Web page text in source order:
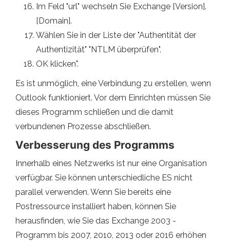
Im Feld "url" wechseln Sie Exchange [Version].
[Domain].
Wählen Sie in der Liste der "Authentität der
Authentizität" "NTLM überprüfen".
OK klicken".
Es ist unmöglich, eine Verbindung zu erstellen, wenn
Outlook funktioniert. Vor dem Einrichten müssen Sie
dieses Programm schließen und die damit
verbundenen Prozesse abschließen.
Verbesserung des Programms
Innerhalb eines Netzwerks ist nur eine Organisation
verfügbar. Sie können unterschiedliche ES nicht
parallel verwenden. Wenn Sie bereits eine
Postressource installiert haben, können Sie
herausfinden, wie Sie das Exchange 2003 -
Programm bis 2007, 2010, 2013 oder 2016 erhöhen